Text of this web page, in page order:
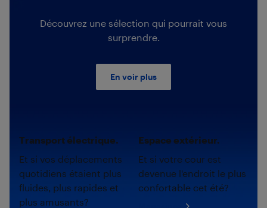
Découvrez une sélection qui pourrait vous
surprendre.
En voir plus
Transport électrique.
Et si vos déplacements
quotidiens étaient plus
fluides, plus rapides et
plus amusants?
Espace extérieur.
Et si votre cour est
devenue l'endroit le plus
confortable cet été?